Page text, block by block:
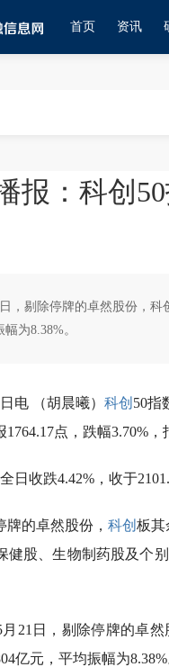
首页 资讯
报：科创
，剔除停牌的卓然股份，
为8.38%。
电 （胡晨曦） 科创 50指
1764.17点，跌幅3.70%
日收跌4.42%，收于
的卓然股份， 科创 板其
健股、生物制药股及个
21日，剔除停牌的卓然
亿元，平均振幅为8.38%